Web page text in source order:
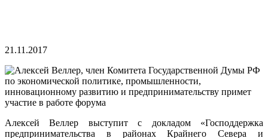
21.11.2017
Алексей Веллер выступит с докладом «Господдержка
предпринимательства в районах Крайнего Севера и